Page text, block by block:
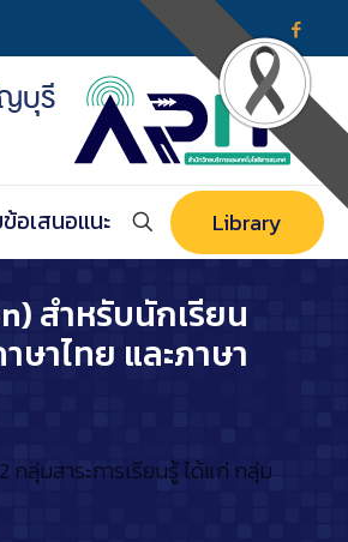
อเสนอแนะ Library
สำหรับนักเรียน
ษาไทย และภาษา
ลุ่มสาระการเรียนรู้ ได้แก่ กลุ่ม